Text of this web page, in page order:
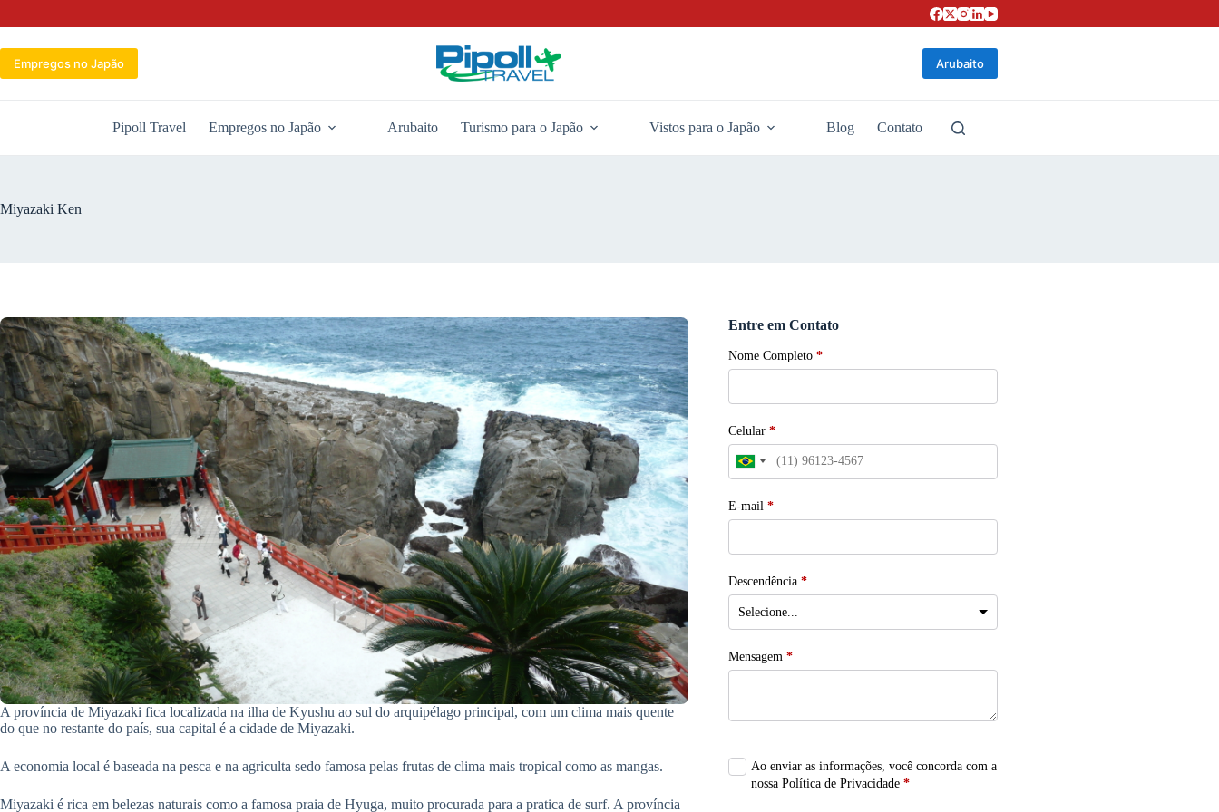
conteúdo
Empregos no Japão Arubaito
Pipoll Travel Empregos no Japão Arubaito Turismo para o Japão Vistos para o Japão Blog Contato
Miyazaki Ken
A província de Miyazaki fica localizada na ilha de Kyushu ao sul do arquipélago principal, com um clima mais quente
do que no restante do país, sua capital é a cidade de Miyazaki.
A economia local é baseada na pesca e na agriculta sedo famosa pelas frutas de clima mais tropical como as mangas.
Miyazaki é rica em belezas naturais como a famosa praia de Hyuga, muito procurada para a pratica de surf. A província
Entre em Contato
Nome Completo *
Celular *
E-mail *
Descendência *
Mensagem *
Ao enviar as informações, você concorda com a
nossa Política de Privacidade *